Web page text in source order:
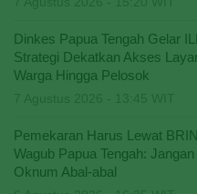
Dinkes Papua Tengah Gelar
Strategi Dekatkan Akses
Warga Hingga Pelosok
Pemekaran Harus Lewat
Wagub Papua Tengah:
Oknum Abal-abal